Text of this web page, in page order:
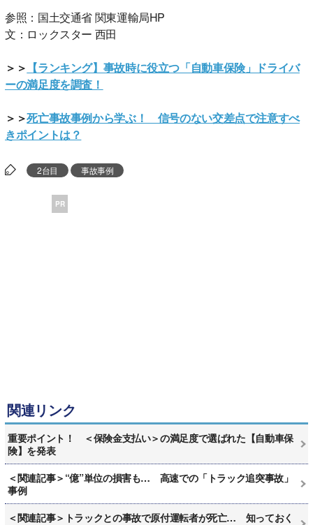
参照：国土交通省 関東運輸局HP
文：ロックスター 西田
＞＞ 【ランキング】事故時に役立つ「自動車保険」ドライバ
ーの満足度を調査！
＞＞死亡事故事例から学ぶ！ 信号のない交差点で注意すべ
きポイントは？
2台目 事故事例
PR
関連リンク
重要ポイント！ ＜保険金支払い＞の満足度で選ばれた【自動車保
険】を発表
＜関連記事＞“億”単位の損害も… 高速での「トラック追突事故」
事例
＜関連記事＞トラックとの事故で原付運転者が死亡… 知っておく